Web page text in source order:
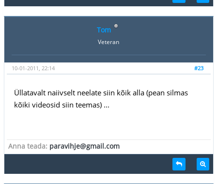
Tom
Veteran
#23
10-01-2011, 22:14
Üllatavalt naiivselt neelate siin kõik alla (pean silmas
kõiki videosid siin teemas) ...
Anna teada: paravihje@gmail.com